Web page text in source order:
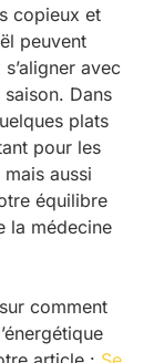
copieux et
peuvent
avec
Dans
plats
pour les
aussi
équilibre
la médecine
comment